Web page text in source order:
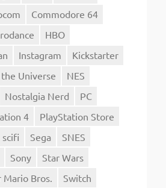
Commodore 64
HBO
Instagram
Kickstarter
Universe
NES
Nostalgia Nerd
PC
4
PlayStation Store
scifi Sega
SNES
Sony
Star Wars
Mario Bros. Switch